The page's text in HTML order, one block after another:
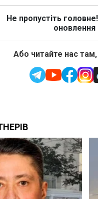
Не пропустіть
оновлення
Або читайте нас